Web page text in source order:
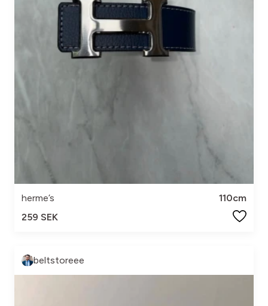
herme’s
110cm
259 SEK
beltstoreee